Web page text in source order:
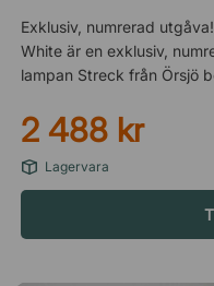
Exklusiv, numrerad
White är en exklusiv,
lampan Streck från Örsjö
med ett unikt
Streck Oyster White finns
limiterad utgåva! Elegant
eleganta, smäckra design
minimalistiskt men
böljande sladden bidrar
2 488 kr
Lagervara